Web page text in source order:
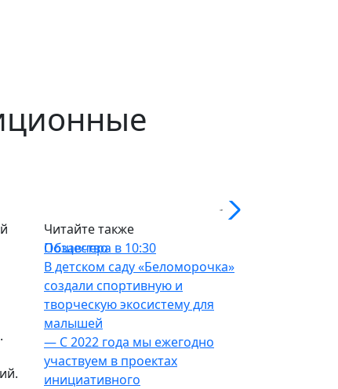
Читайте также
Общество
Позавчера в 10:30
В детском саду «Беломорочка»
создали спортивную и
творческую экосистему для
малышей
— С 2022 года мы ежегодно
участвуем в проектах
инициативного